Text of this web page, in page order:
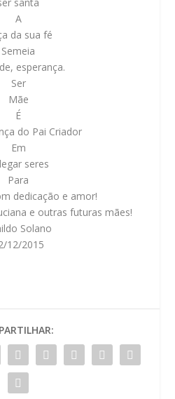
santa
A
da sua fé
Semeia
esperança.
Ser
Mãe
É
do Pai Criador
Em
seres
Para
dedicação e amor!
e outras futuras mães!
Solano
12/2015